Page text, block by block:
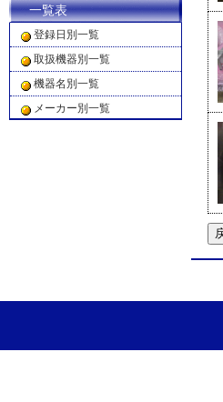
一覧表
登録日別一覧
取扱機器別一覧
機器名別一覧
メーカー別一覧